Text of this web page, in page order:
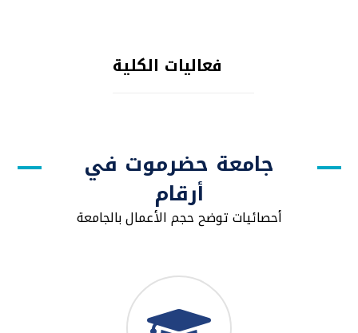
فعاليات الكلية
جامعة حضرموت في
أرقام
أحصائيات توضح حجم الأعمال بالجامعة